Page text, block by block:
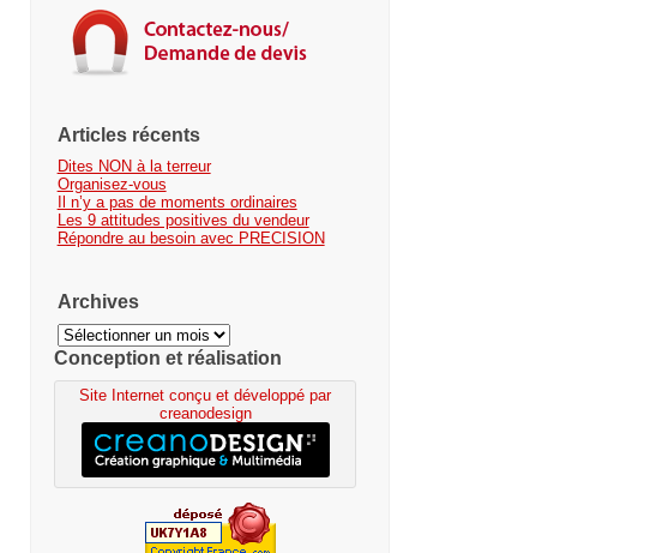
Articles récents
Dites NON à la terreur
Organisez-vous
Il n’y a pas de moments ordinaires
Les 9 attitudes positives du vendeur
Répondre au besoin avec PRECISION
Archives
Archives
Conception et réalisation
Site Internet conçu et développé par
creanodesign